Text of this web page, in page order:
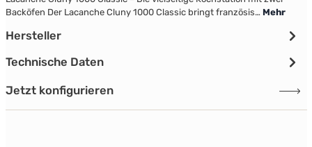
Backöfen Der Lacanche Cluny 1000 Classic bringt französis… Mehr
Hersteller
Technische Daten
Jetzt konfigurieren